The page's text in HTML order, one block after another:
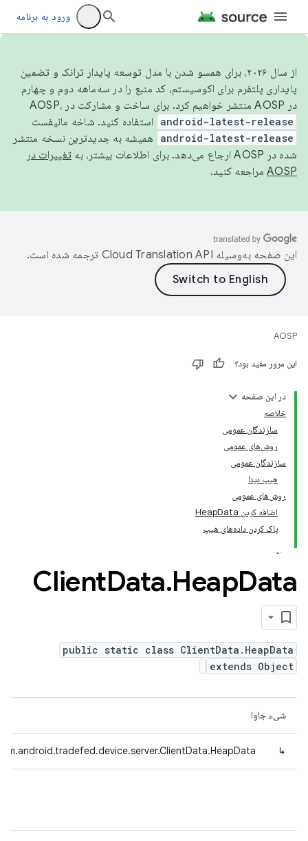
ورود به برنامه
از سال ۲۰۲۶، برای همسو شدن با مدل توسعه پایدار ترانک و تضمین
پایداری پلتفرم برای اکوسیستم، کد منبع را در سه‌ماهه دوم و چهارم
در AOSP منتشر خواهیم کرد. برای ساخت و مشارکت در AOSP،
android-latest-release استفاده کنید. شاخه مانیفست
android-latest-release
همیشه به جدیدترین نسخه منتشر
شده در AOSP ارجاع می‌دهد. برای اطلاعات بیشتر، به
تغییرات در
AOSP مراجعه کنید.
این صفحه به‌وسیله ترجمه شده است.
AOSP
این مرور مفید بود؟
در این صفحه
خلاصه
سازندگان عمومی
روش‌های عمومی
سازندگان عمومی
هیپ دیتا
روش‌های عمومی
اضافه کردن HeapData
پاک کردن داده‌های هیپ
ClientData.HeapData
public static class ClientData.HeapData
extends Object
شیء جاوا
↳